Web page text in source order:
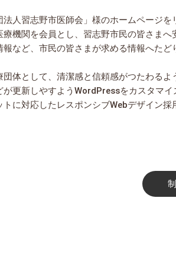
人習志野市医師会」様のホームページを
機関を会員とし、習志野市民の皆さまへ
など、市民の皆さまが求める情報へた
体として、清潔感と信頼感がつたわるよ
更新しやすようWordPressをカスタマイ
に対応したレスポンシブWebデザイン採